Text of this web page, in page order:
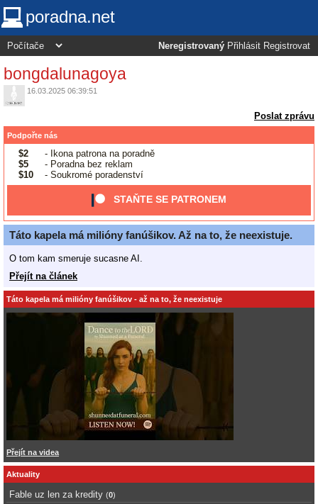
poradna.net
Neregistrovaný Přihlásit Registrovat
bongdalunagoya
16.03.2025 06:39:51
Poslat zprávu
Podpořte nás
$2
- Ikona patrona na poradně
$5
- Poradna bez reklam
$10
- Soukromé poradenství
STAŇTE SE PATRONEM
Táto kapela má milióny fanúšikov. Až na to, že neexistuje.
O tom kam smeruje sucasne AI.
Přejít na článek
Táto kapela má milióny fanúšikov - až na to, že neexistuje
Přejít na videa
Aktuality
Fable uz len za kredity (0)